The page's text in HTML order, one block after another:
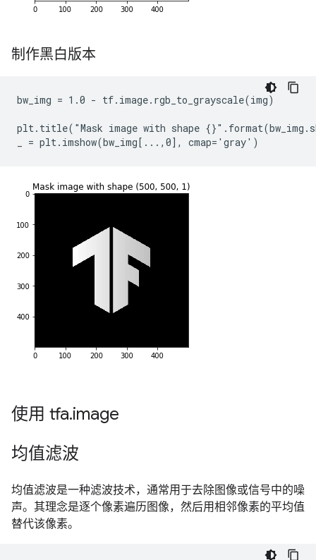
制作黑白版本
bw_img = 1.0 - tf.image.rgb_to_grayscale(img)
plt.title("Mask image with shape
使用 tfa.image
均值滤波
均值滤波是一种滤波技术，通常用于去除图像或信号中的噪
声。其理念是逐个像素遍历图像，然后用相邻像素的平均值
替代该像素。